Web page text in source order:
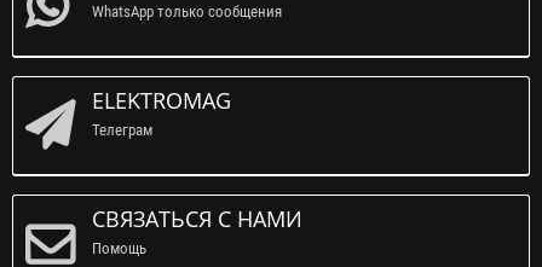
WhatsApp только сообщения
ELEKTROMAG
Телеграм
СВЯЗАТЬСЯ С НАМИ
Помощь